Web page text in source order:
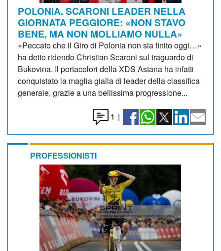
POLONIA. SCARONI LEADER NELLA
GIORNATA PEGGIORE: «NON STAVO
BENE, MA NON MOLLIAMO NULLA»
«Peccato che il Giro di Polonia non sia finito oggi…»
ha detto ridendo Christian Scaroni sul traguardo di
Bukovina. Il portacolori della XDS Astana ha infatti
conquistato la maglia gialla di leader della classifica
generale, grazie a una bellissima progressione...
1 |
PROFESSIONISTI